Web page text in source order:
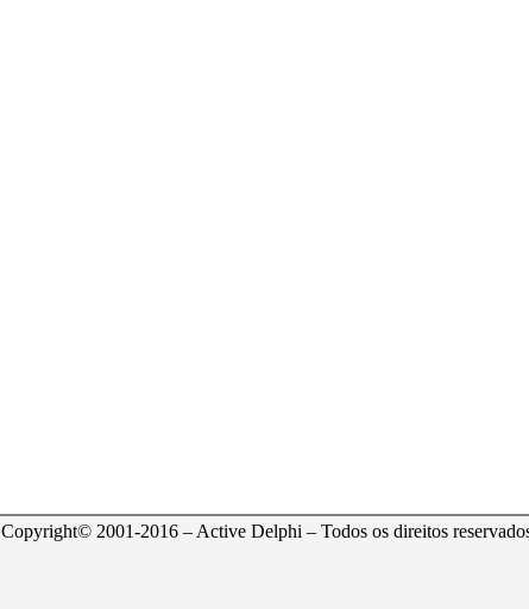
Copyright© 2001-2016 – Active Delphi – Todos os direitos